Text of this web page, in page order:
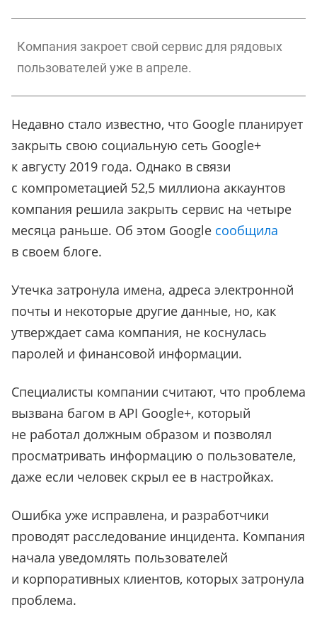
Компания закроет свой сервис для рядовых
пользователей уже в апреле.
Недавно стало известно, что Google планирует
закрыть свою социальную сеть Google+
к августу 2019 года. Однако в связи
с компрометацией 52,5 миллиона аккаунтов
компания решила закрыть сервис на четыре
месяца раньше. Об этом Google сообщила
в своем блоге.
Утечка затронула имена, адреса электронной
почты и некоторые другие данные, но, как
утверждает сама компания, не коснулась
паролей и финансовой информации.
Специалисты компании считают, что проблема
вызвана багом в API Google+, который
не работал должным образом и позволял
просматривать информацию о пользователе,
даже если человек скрыл ее в настройках.
Ошибка уже исправлена, и разработчики
проводят расследование инцидента. Компания
начала уведомлять пользователей
и корпоративных клиентов, которых затронула
проблема.